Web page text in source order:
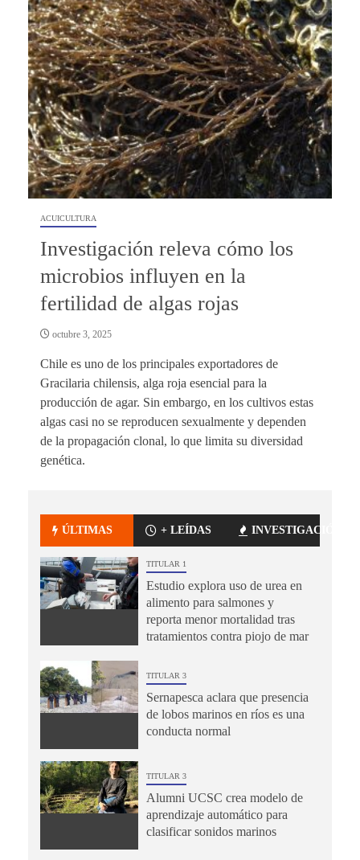
ACUICULTURA
Investigación releva cómo los
microbios influyen en la
fertilidad de algas rojas
octubre 3, 2025
Chile es uno de los principales exportadores de
Gracilaria chilensis, alga roja esencial para la
producción de agar. Sin embargo, en los cultivos estas
algas casi no se reproducen sexualmente y dependen
de la propagación clonal, lo que limita su diversidad
genética.
ÚLTIMAS + LEÍDAS INVESTIGACIÓN
TITULAR 1
Estudio explora uso de urea en
alimento para salmones y
reporta menor mortalidad tras
tratamientos contra piojo de mar
TITULAR 3
Sernapesca aclara que presencia
de lobos marinos en ríos es una
conducta normal
TITULAR 3
Alumni UCSC crea modelo de
aprendizaje automático para
clasificar sonidos marinos